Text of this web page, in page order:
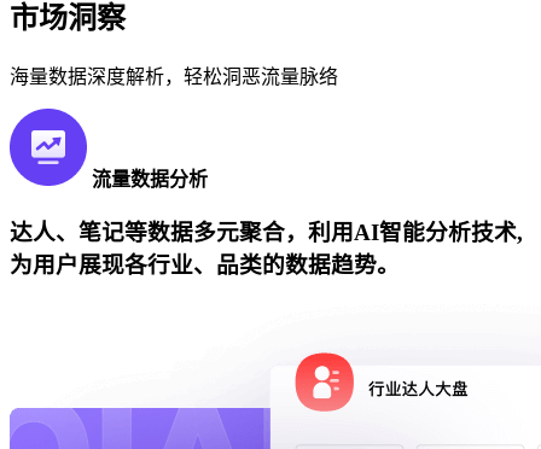
市场洞察
海量数据深度解析，轻松洞恶流量脉络
流量数据分析
达人、笔记等数据多元聚合，利用AI智能分析技术,
为用户展现各行业、品类的数据趋势。